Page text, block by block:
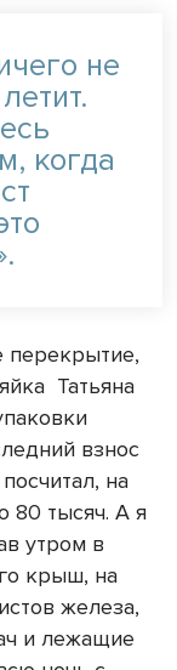
не
когда
перекрытие,
Татьяна
взнос
на
80 тысяч. А я
утром в
крыш, на
железа,
и лежащие